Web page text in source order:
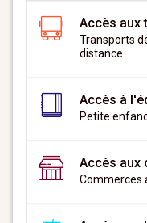
Accès aux
Transports
distance
Accès à
Petite
Accès aux
Commerces